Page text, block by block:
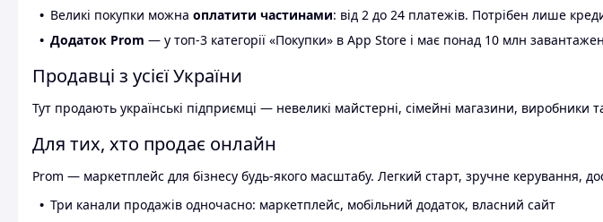
Великі покупки можна оплатити частинами: від 2 до 24 платежів. Потрібен лише
Додаток Prom — у топ-3 категорії «Покупки» в App Store і має понад 10 млн
Продавці з усієї України
Тут продають українські підприємці — невеликі майстерні, сімейні магазини, виробники
Для тих, хто продає онлайн
Prom — маркетплейс для бізнесу будь-якого масштабу. Легкий старт, зручне керування,
Три канали продажів одночасно: маркетплейс, мобільний додаток, власний сайт